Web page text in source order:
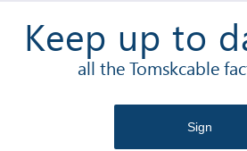
Keep up to
all the Tomskcable